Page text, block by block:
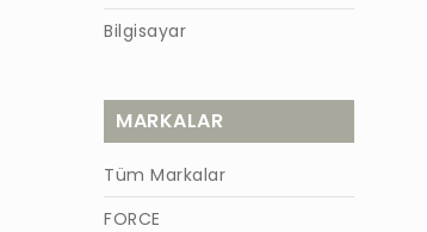
Bilgisayar
MARKALAR
Tüm Markalar
FORCE